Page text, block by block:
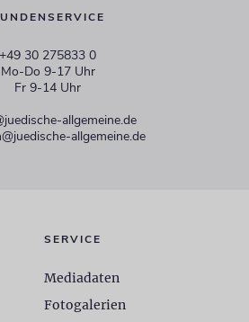
+49 30 275833 0
Mo-Do 9-17 Uhr
Fr 9-14 Uhr
allgemeine.de
allgemeine.de
SERVICE
Mediadaten
Fotogalerien